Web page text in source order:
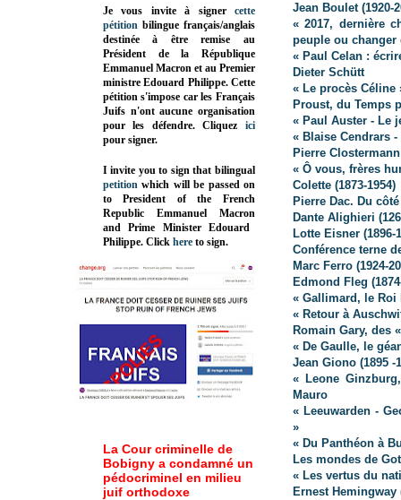
Jean Boulet (1920-
« 2017, dernière
peuple ou changer
« Paul Celan :
Dieter Schütt
« Le procès Céline
Proust, du Temps
« Paul Auster - Le
« Blaise Cendrars
Pierre Clostermann
« Ô vous, frères
Colette (1873-1954)
Pierre Dac. Du
Dante Alighieri
Lotte Eisner (1896-
Conférence terne
Marc Ferro (1924-
Edmond Fleg
« Gallimard, le Roi
« Retour à
Romain Gary, des
« De Gaulle, le
Jean Giono (1895 -
« Leone
Mauro
« Leeuwarden -
»
« Du Panthéon à
Les mondes de
« Les vertus du
Ernest Hemingway
Je vous invite à signer cette
pétition bilingue français/anglais
destinée à être remise au
Président de la République
Emmanuel Macron et au Premier
ministre Edouard Philippe. Cette
pétition s'impose car les Français
Juifs n'ont aucune organisation
pour les défendre. Cliquez
ici
pour signer.
I invite you to sign that bilingual
petition which will be passed on
to President of the French
Republic Emmanuel Macron
and Prime MinisterEdouard
Philippe. Click here to sign.
La Cour criminelle de
Bobigny a condamné un
pédocriminel en milieu
juif orthodoxe